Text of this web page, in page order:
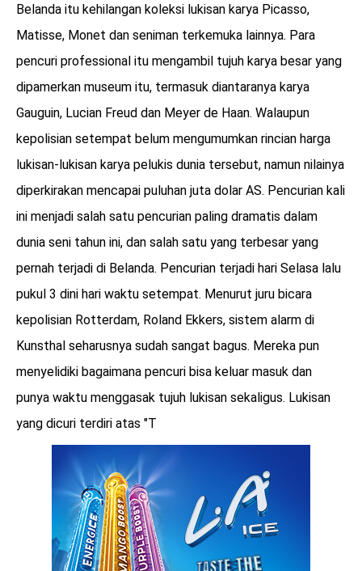
Belanda itu kehilangan koleksi lukisan karya Picasso,
Matisse, Monet dan seniman terkemuka lainnya. Para
pencuri professional itu mengambil tujuh karya besar yang
dipamerkan museum itu, termasuk diantaranya karya
Gauguin, Lucian Freud dan Meyer de Haan. Walaupun
kepolisian setempat belum mengumumkan rincian harga
lukisan-lukisan karya pelukis dunia tersebut, namun nilainya
diperkirakan mencapai puluhan juta dolar AS. Pencurian kali
ini menjadi salah satu pencurian paling dramatis dalam
dunia seni tahun ini, dan salah satu yang terbesar yang
pernah terjadi di Belanda. Pencurian terjadi hari Selasa lalu
pukul 3 dini hari waktu setempat. Menurut juru bicara
kepolisian Rotterdam, Roland Ekkers, sistem alarm di
Kunsthal seharusnya sudah sangat bagus. Mereka pun
menyelidiki bagaimana pencuri bisa keluar masuk dan
punya waktu menggasak tujuh lukisan sekaligus. Lukisan
yang dicuri terdiri atas "T